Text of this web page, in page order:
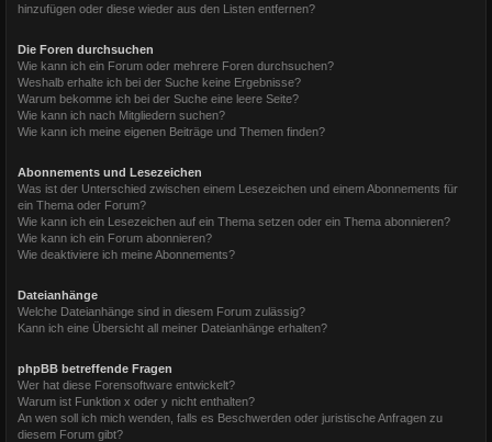
hinzufügen oder diese wieder aus den Listen entfernen?
Die Foren durchsuchen
Wie kann ich ein Forum oder mehrere Foren durchsuchen?
Weshalb erhalte ich bei der Suche keine Ergebnisse?
Warum bekomme ich bei der Suche eine leere Seite?
Wie kann ich nach Mitgliedern suchen?
Wie kann ich meine eigenen Beiträge und Themen finden?
Abonnements und Lesezeichen
Was ist der Unterschied zwischen einem Lesezeichen und einem Abonnements für
ein Thema oder Forum?
Wie kann ich ein Lesezeichen auf ein Thema setzen oder ein Thema abonnieren?
Wie kann ich ein Forum abonnieren?
Wie deaktiviere ich meine Abonnements?
Dateianhänge
Welche Dateianhänge sind in diesem Forum zulässig?
Kann ich eine Übersicht all meiner Dateianhänge erhalten?
phpBB betreffende Fragen
Wer hat diese Forensoftware entwickelt?
Warum ist Funktion x oder y nicht enthalten?
An wen soll ich mich wenden, falls es Beschwerden oder juristische Anfragen zu
diesem Forum gibt?